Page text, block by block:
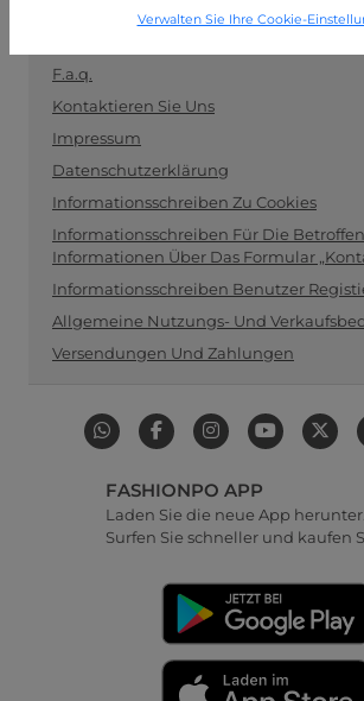
Verwalten Sie Ihre Cookie-
INFO LINK
F.a.q.
Kontaktieren Sie Uns
Impressum
Datenschutzerklärung
Informationsschreiben Zu Cookies
Informationsschreiben Für Die
Informationen Über Das Formular
Informationsschreiben Benutzer
Allgemeine Nutzungs- Und
Versendungen Und Zahlungen
FASHIONPO APP
Laden Sie die neue App herunter.
Surfen Sie schneller und kaufen